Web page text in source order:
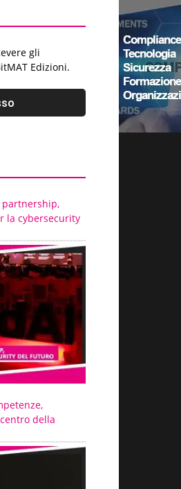
gli
Edizioni.
partnership,
la cybersecurity
della